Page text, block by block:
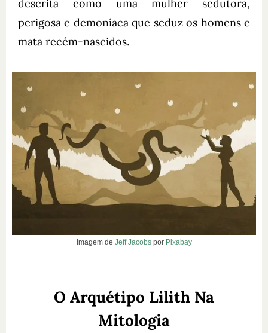
descrita como uma mulher sedutora,
perigosa e demoníaca que seduz os homens e
mata recém-nascidos.
Imagem de Jeff Jacobspor Pixabay
O Arquétipo Lilith Na
Mitologia